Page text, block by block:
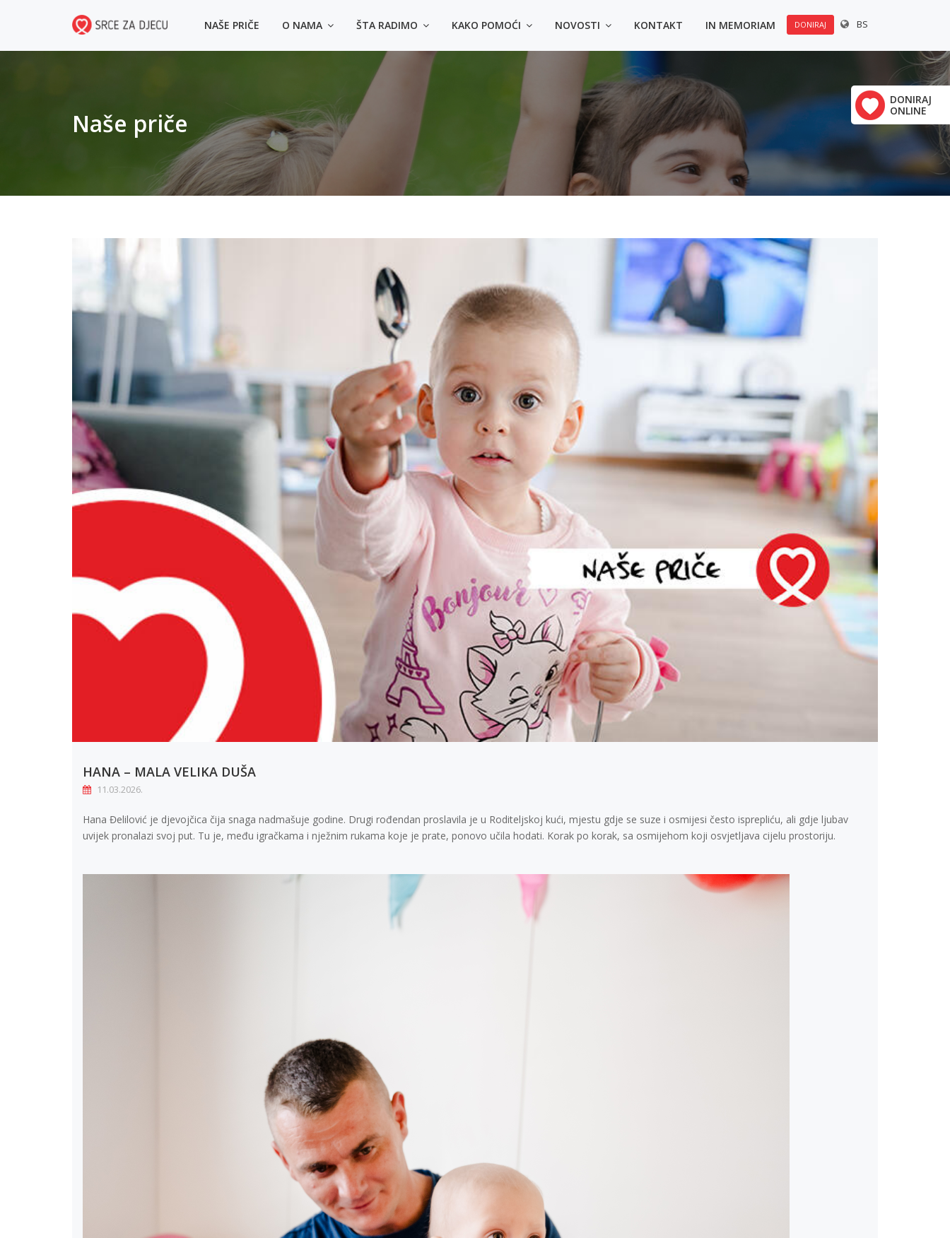
DONIRAJ BS
NAŠE PRIČE O NAMA ŠTA RADIMO KAKO POMOĆI NOVOSTI KONTAKT IN MEMORIAM
×
4 načina da kupiš majicu:
◾️ Lično u prostorijama Udruženja - Sarajevo, Himze Polovine 21
- Tuzla dr. Ibre Pašića bb, u krugu UKC Tuzla
◾️ Uplatom na račun Srce d.o.o.: 3387302220478214 (svrha
uplate: Kupovina majica za Zlatni krug)
◾️ Online na Srceshop web stranici:
Majice za odrasle
DONIRAJ
ONLINE
Naše priče
HANA – MALA VELIKA DUŠA
11.03.2026.
Hana Đelilović je djevojčica čija snaga nadmašuje godine. Drugi rođendan proslavila je u Roditeljskoj kući, mjestu gdje se suze i osmijesi često isprepliću, ali gdje ljubav
uvijek pronalazi svoj put. Tu je, među igračkama i nježnim rukama koje je prate, ponovo učila hodati. Korak po korak, sa osmijehom koji osvjetljava cijelu prostoriju.